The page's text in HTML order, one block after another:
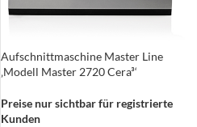
Aufschnittmaschine Master Line
‚Modell Master 2720 Cera³‘
Preise nur sichtbar für registrierte
Kunden